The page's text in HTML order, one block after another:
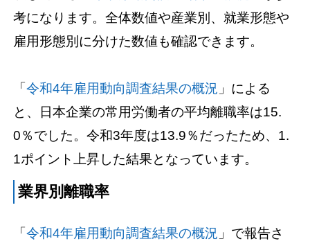
考になります。全体数値や産業別、就業形態や
雇用形態別に分けた数値も確認できます。
「令和4年雇用動向調査結果の概況 」による
と、日本企業の常用労働者の平均離職率は15.
0％でした。令和3年度は13.9％だったため、1.
1ポイント上昇した結果となっています。
業界別離職率
「令和4年雇用動向調査結果の概況 」で報告さ